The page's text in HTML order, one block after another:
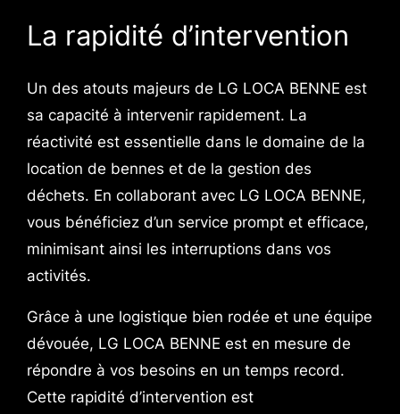
La rapidité d’intervention
Un des atouts majeurs de LG LOCA BENNE est
sa capacité à intervenir rapidement. La
réactivité est essentielle dans le domaine de la
location de bennes et de la gestion des
déchets. En collaborant avec LG LOCA BENNE,
vous bénéficiez d’un service prompt et efficace,
minimisant ainsi les interruptions dans vos
activités.
Grâce à une logistique bien rodée et une équipe
dévouée, LG LOCA BENNE est en mesure de
répondre à vos besoins en un temps record.
Cette rapidité d’intervention est